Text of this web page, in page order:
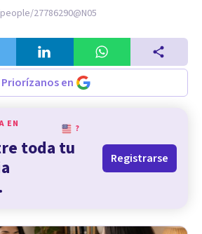
27786290@N05
Priorízanos en
EN
?
toda tu
Registrarse